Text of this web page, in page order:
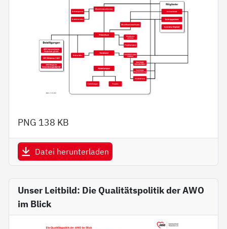
PNG 138 KB
Datei herunterladen
Unser Leitbild: Die Qualitätspolitik der AWO
im Blick